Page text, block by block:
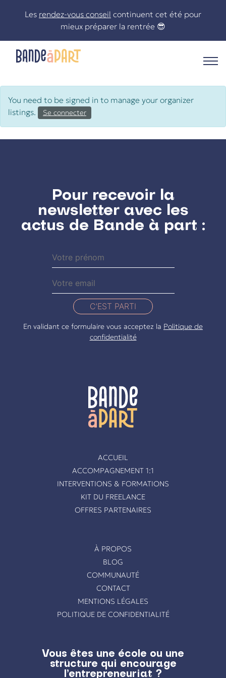
Les rendez-vous conseil continuent cet été pour
mieux préparer la rentrée 😎
Le statut de freelance n’aura plus de secrets pour vous !
You need to be signed in to manage your organizer
listings.
Se connecter
Pour recevoir la
newsletter avec les
actus de Bande à part :
C'EST PARTI
En validant ce formulaire vous acceptez la Politique de
confidentialité
ACCUEIL
ACCOMPAGNEMENT 1:1
INTERVENTIONS & FORMATIONS
KIT DU FREELANCE
OFFRES PARTENAIRES
À PROPOS
BLOG
COMMUNAUTÉ
CONTACT
MENTIONS LÉGALES
POLITIQUE DE CONFIDENTIALITÉ
Vous êtes une école ou une
structure qui encourage
l’entrepreneuriat ?